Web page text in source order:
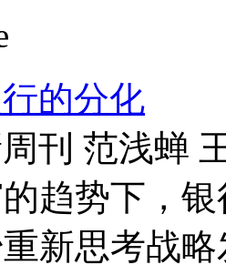
的分化
刊 范浅蝉
趋势下，
新思考战